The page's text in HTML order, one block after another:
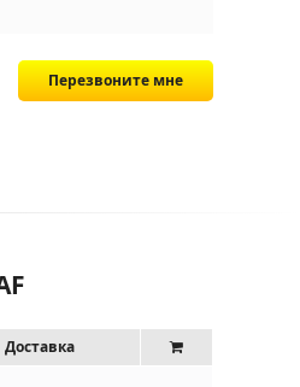
Перезвоните мне
Доставка